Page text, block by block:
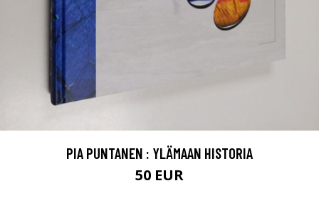
PIA PUNTANEN : YLÄMAAN HISTORIA
50 EUR